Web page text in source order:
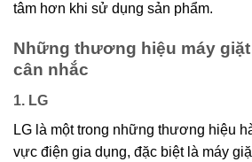
tâm hơn khi sử dụng sản phẩm.
Những thương hiệu máy
cân nhắc
1. LG
LG là một trong những thương hiệu
vực điện gia dụng, đặc biệt là máy